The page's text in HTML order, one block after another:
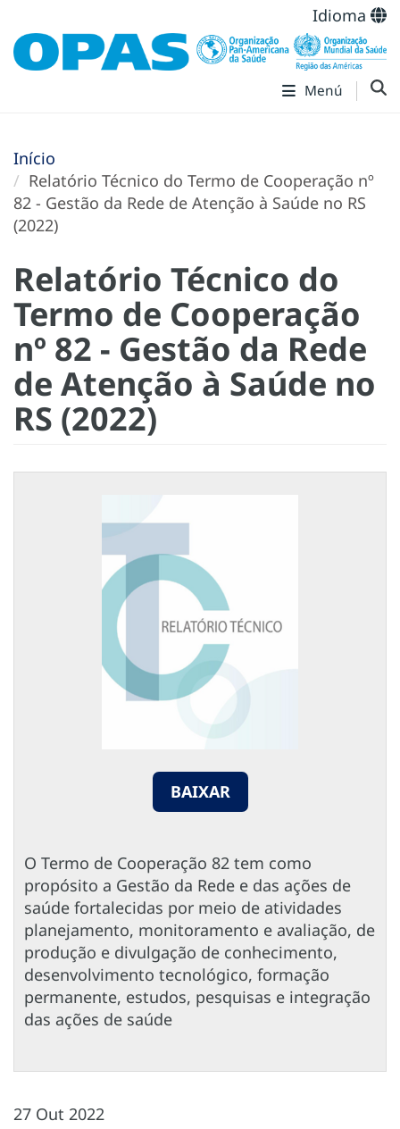
Idioma
Menú
Início
Relatório Técnico do Termo de Cooperação nº
82 - Gestão da Rede de Atenção à Saúde no RS
(2022)
Relatório Técnico do
Termo de Cooperação
nº 82 - Gestão da Rede
de Atenção à Saúde no
RS (2022)
BAIXAR
O Termo de Cooperação 82 tem como
propósito a Gestão da Rede e das ações de
saúde fortalecidas por meio de atividades
planejamento, monitoramento e avaliação, de
produção e divulgação de conhecimento,
desenvolvimento tecnológico, formação
permanente, estudos, pesquisas e integração
das ações de saúde
27 Out 2022